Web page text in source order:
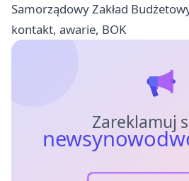
Samorządowy Zakład
kontakt, awarie, BOK
Zareklamuj